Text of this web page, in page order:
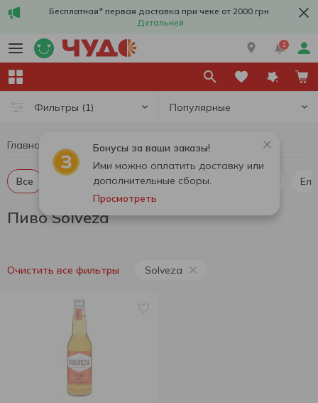
Бесплатная* первая доставка при чеке от 2000 грн
Детальней
1
Фильтры (1) Популярные
Бонусы за ваши заказы!
Ими можно оплатить доставку или
дополнительные сборы.
Просмотреть
Главная Алкоголь Пиво Пиво Solveza
Все Пиво светлое Пиво темное Ель
Пиво Solveza
Очистить все фильтры Solveza